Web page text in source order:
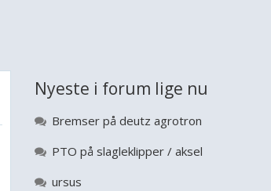
Nyeste i forum lige nu
Bremser på deutz agrotron
PTO på slagleklipper / aksel
ursus